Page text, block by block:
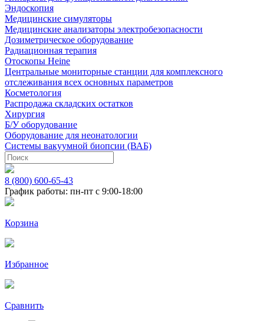
Эндоскопия
Медицинские симуляторы
Медицинские анализаторы электробезопасности
Дозиметрическое оборудование
Радиационная терапия
Отоскопы Heine
Центральные мониторные станции для комплексного
отслеживания всех основных параметров
Косметология
Распродажа складских остатков
Хирургия
Б/У оборудование
Оборудование для неонатологии
Системы вакуумной биопсии (ВАБ)
8 (800) 600-65-43
График работы: пн-пт с 9:00-18:00
Корзина
Избранное
Сравнить